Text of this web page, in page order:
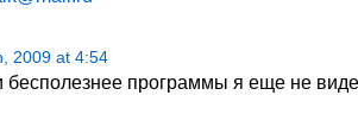
2009 at 4:54
бесполезнее программы я еще не